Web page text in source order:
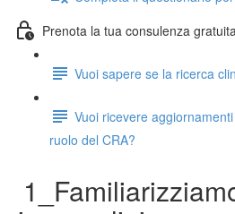
Prenota la tua consulenza gratuita
Vuoi sapere se la ricerca
Vuoi ricevere
ruolo del CRA?